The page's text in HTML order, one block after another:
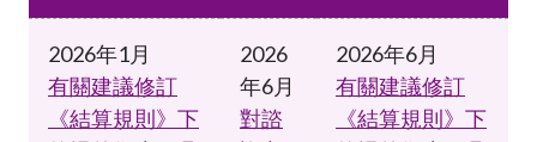
2026年1月
有關建議修訂
《結算規則》下
2026
年6月
對諮
2026年6月
有關建議修訂
《結算規則》下